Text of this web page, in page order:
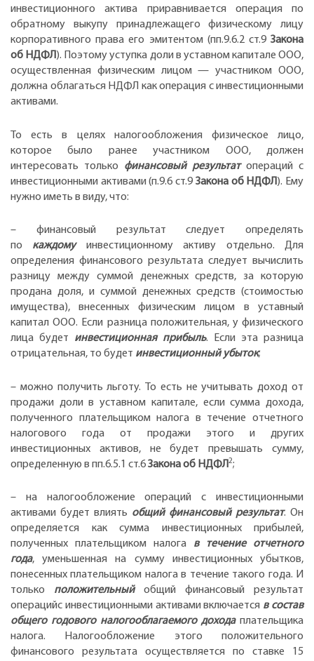
инвестиционного актива приравнивается операция по
обратному выкупу принадлежащего физическому лицу
корпоративного права его эмитентом (пп.9.6.2 ст.9 Закона
об НДФЛ ). Поэтому уступка доли в уставном капитале ООО,
осуществленная физическим лицом — участником ООО,
должна облагаться НДФЛ как операция с инвестиционными
активами.
То есть в целях налогообложения физическое лицо,
которое было ранее участником ООО, должен
интересовать только финансовый результатопераций с
инвестиционными активами (п.9.6 ст.9 Закона об НДФЛ). Ему
нужно иметь в виду, что:
– финансовый результат следует определять
по каждомуинвестиционному активу отдельно. Для
определения финансового результата следует вычислить
разницу между суммой денежных средств, за которую
продана доля, и суммой денежных средств (стоимостью
имущества), внесенных физическим лицом в уставный
капитал ООО. Если разница положительная, у физического
лица будет инвестиционная прибыль. Если эта разница
отрицательная, то будет инвестиционный убыток;
– можно получить льготу. То есть не учитывать доход от
продажи доли в уставном капитале, если сумма дохода,
полученного плательщиком налога в течение отчетного
налогового года от продажи этого и других
инвестиционных активов, не будет превышать сумму,
определенную в пп.6.5.1 ст.6Закона об НДФЛ 2;
– на налогообложение операций с инвестиционными
активами будет влиять общий финансовый результат. Он
определяется как сумма инвестиционных прибылей,
полученных плательщиком налога в течение отчетного
года, уменьшенная на сумму инвестиционных убытков,
понесенных плательщиком налога в течение такого года. И
только положительный общий финансовый результат
операцийс инвестиционными активами включается в состав
общего годового налогооблагаемого доходаплательщика
налога. Налогообложение этого положительного
финансового результата осуществляется по ставке 15